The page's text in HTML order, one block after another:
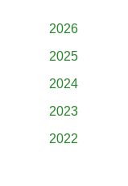
2026
2025
2024
2023
2022